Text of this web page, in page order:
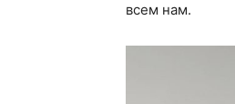
всем нам.